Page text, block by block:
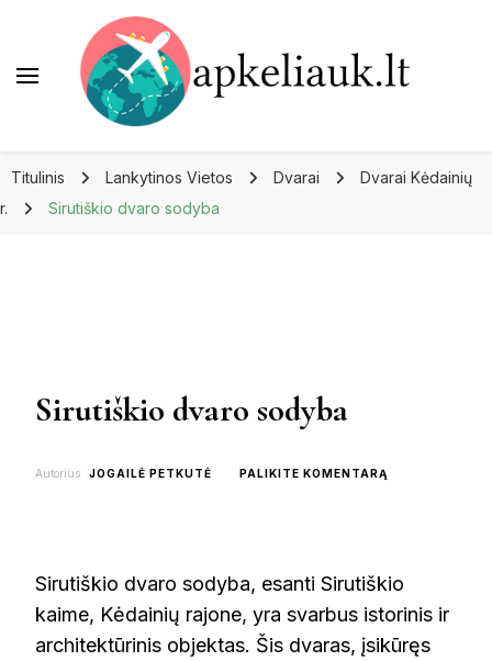
Titulinis Lankytinos Vietos Dvarai
Dvarai Kėdainių
r.
Sirutiškio dvaro sodyba
Sirutiškio dvaro sodyba
Autorius JOGAILĖ PETKUTĖ PALIKITE KOMENTARĄ
Sirutiškio dvaro sodyba, esanti Sirutiškio
kaime, Kėdainių rajone, yra svarbus istorinis ir
architektūrinis objektas. Šis dvaras, įsikūręs